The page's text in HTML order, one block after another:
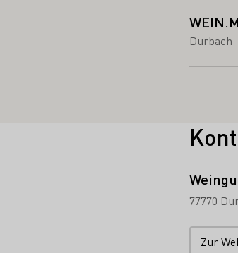
Durbach
77770
Zur